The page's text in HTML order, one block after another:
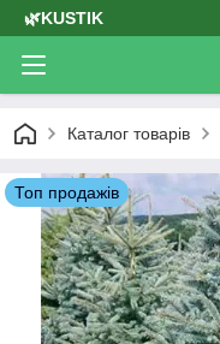
🌿KUSTIK
Каталог товарів
Топ продажів